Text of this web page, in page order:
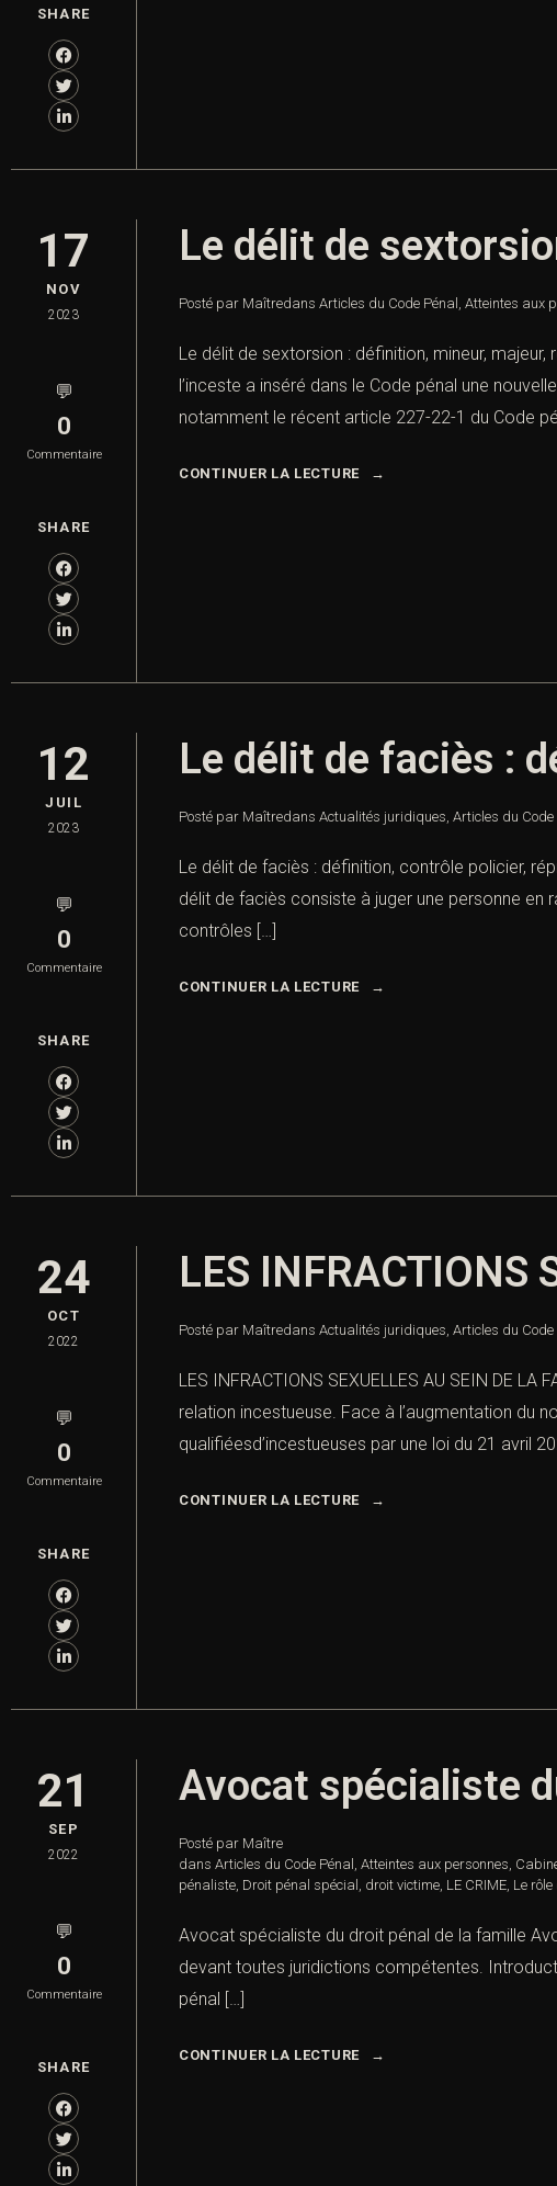
SHARE
17
NOV
2023
💬
0
Commentaire
SHARE
Le délit de
Posté par Maîtredans Articles du Code Pénal , Atteintes aux
Le délit de sextorsion : définition, mineur,
l’inceste a inséré dans le Code pénal une
notamment le récent article 227-22-1 du Code
CONTINUER LA LECTURE
12
JUIL
2023
💬
0
Commentaire
SHARE
Le délit de faciès :
Posté par Maîtredans Actualités juridiques, Articles du Code
Le délit de faciès : définition, contrôle policier,
délit de faciès consiste à juger une personne en
contrôles […]
CONTINUER LA LECTURE
24
OCT
2022
💬
0
Commentaire
SHARE
LES INFRACTIONS
Posté par Maîtredans Actualités juridiques, Articles du Code
LES INFRACTIONS SEXUELLES AU SEIN DE
relation incestueuse. Face à l’augmentation du
qualifiéesd’incestueuses par une loi du 21 avril
CONTINUER LA LECTURE
21
SEP
2022
💬
0
Commentaire
SHARE
Avocat spécialiste
Posté par Maître
dans Articles du Code Pénal , Atteintes aux personnes,
pénaliste, Droit pénal spécial , droit victime, LE CRIME, Le
Avocat spécialiste du droit pénal de la famille
devant toutes juridictions compétentes.
pénal […]
CONTINUER LA LECTURE